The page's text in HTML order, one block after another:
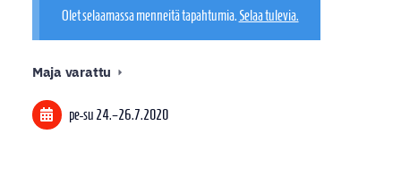
Olet selaamassa menneitä tapahtumia. Selaa tulevia.
Maja varattu
pe-su 24.–26.7.2020